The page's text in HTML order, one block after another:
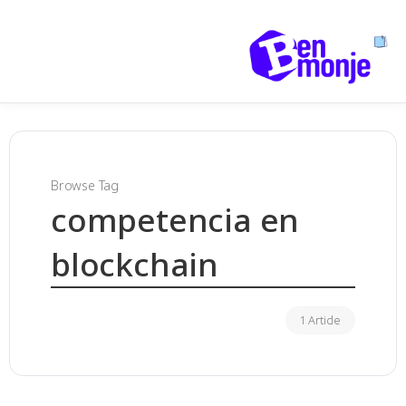
Browse Tag
competencia en
blockchain
1 Article